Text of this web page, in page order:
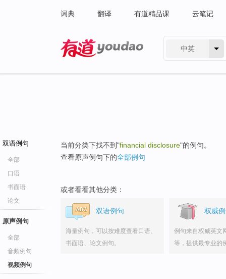
词典 翻译 有道精品课 云笔记
中英
双语例句
全部
口语
书面语
论文
原声例句
全部
音频例句
视频例句
当前分类下找不到"financial disclosure"的例句。
查看原声例句下的全部例句
或者看看其他分类：
双语例句
海量例句，可以按难度查看口语、
书面语、论文例句。
权威
例句来自权威英文
等，提供最专业的